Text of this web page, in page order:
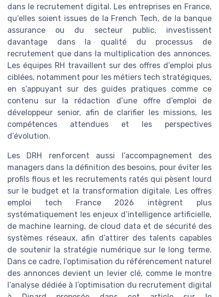
dans le recrutement digital. Les entreprises en France,
qu’elles soient issues de la French Tech, de la banque
assurance ou du secteur public, investissent
davantage dans la qualité du processus de
recrutement que dans la multiplication des annonces.
Les équipes RH travaillent sur des offres d’emploi plus
ciblées, notamment pour les métiers tech stratégiques,
en s’appuyant sur des guides pratiques comme ce
contenu sur la rédaction d’une offre d’emploi de
développeur senior, afin de clarifier les missions, les
compétences attendues et les perspectives
d’évolution.
Les DRH renforcent aussi l’accompagnement des
managers dans la définition des besoins, pour éviter les
profils flous et les recrutements ratés qui pèsent lourd
sur le budget et la transformation digitale. Les offres
emploi tech France 2026 intègrent plus
systématiquement les enjeux d’intelligence artificielle,
de machine learning, de cloud data et de sécurité des
systèmes réseaux, afin d’attirer des talents capables
de soutenir la stratégie numérique sur le long terme.
Dans ce cadre, l’optimisation du référencement naturel
des annonces devient un levier clé, comme le montre
l’analyse dédiée à l’optimisation du recrutement digital